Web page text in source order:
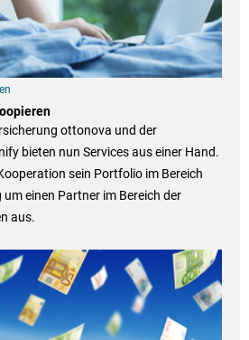
ottonova und der
bieten nun Services aus einer Hand.
sein Portfolio im Bereich
einen Partner im Bereich der
aus.